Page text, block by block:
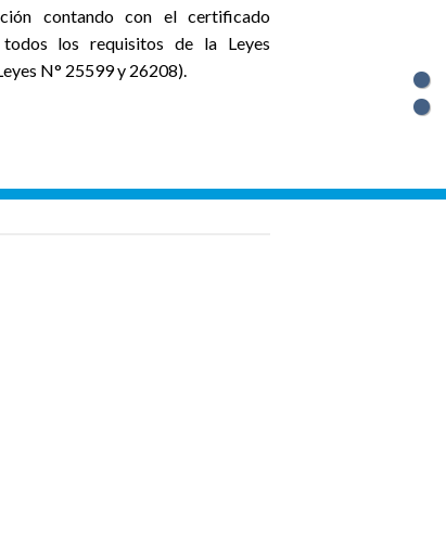
contando con el certificado
los requisitos de la Leyes
N° 25599 y 26208).